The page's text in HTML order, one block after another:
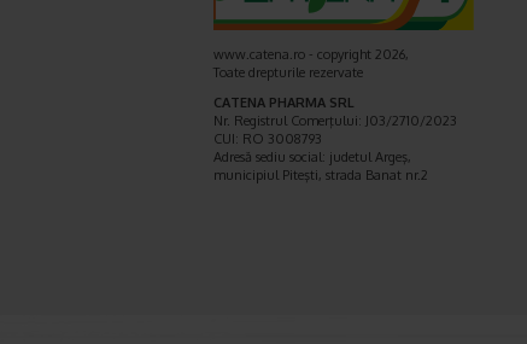
www.catena.ro - copyright 2026,
Toate drepturile rezervate
CATENA PHARMA SRL
Nr. Registrul Comerţului: J03/2710/2023
CUI: RO 3008793
Adresă sediu social: judetul Argeş,
municipiul Piteşti, strada Banat nr.2